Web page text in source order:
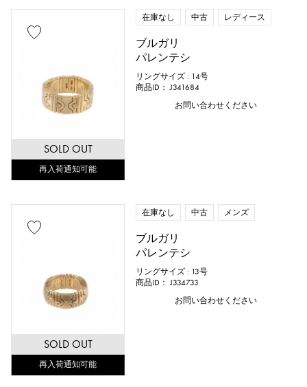
SOLD OUT
再入荷通知可能
在庫なし 中古 レディース
ブルガリ
パレンテシ
リングサイズ : 14号
商品ID： J341684
お問い合わせください
SOLD OUT
再入荷通知可能
在庫なし 中古 メンズ
ブルガリ
パレンテシ
リングサイズ : 13号
商品ID： J334733
お問い合わせください